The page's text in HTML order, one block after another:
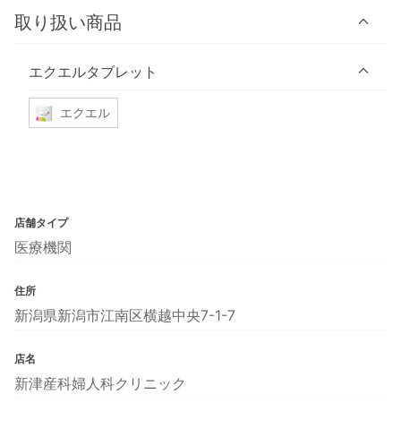
取り扱い商品
エクエルタブレット
エクエル
店舗タイプ
医療機関
住所
新潟県新潟市江南区横越中央7-1-7
店名
新津産科婦人科クリニック